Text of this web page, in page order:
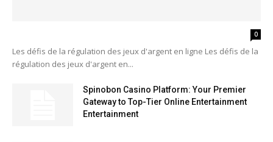
0
Les défis de la régulation des jeux d'argent en ligne Les défis de la
régulation des jeux d'argent en...
Spinobon Casino Platform: Your Premier
Gateway to Top-Tier Online Entertainment
Entertainment